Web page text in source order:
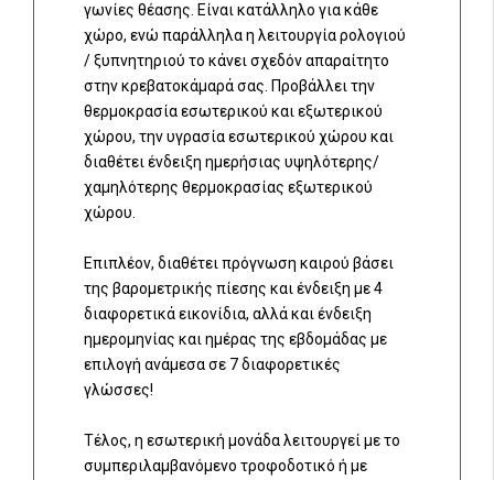
γωνίες θέασης. Είναι κατάλληλο για κάθε
χώρο, ενώ παράλληλα η λειτουργία ρολογιού
/ ξυπνητηριού το κάνει σχεδόν απαραίτητο
στην κρεβατοκάμαρά σας. Προβάλλει την
θερμοκρασία εσωτερικού και εξωτερικού
χώρου, την υγρασία εσωτερικού χώρου και
διαθέτει ένδειξη ημερήσιας υψηλότερης/
χαμηλότερης θερμοκρασίας εξωτερικού
χώρου.
Επιπλέον, διαθέτει πρόγνωση καιρού βάσει
της βαρομετρικής πίεσης και ένδειξη με 4
διαφορετικά εικονίδια, αλλά και ένδειξη
ημερομηνίας και ημέρας της εβδομάδας με
επιλογή ανάμεσα σε 7 διαφορετικές
γλώσσες!
Τέλος, η εσωτερική μονάδα λειτουργεί με το
συμπεριλαμβανόμενο τροφοδοτικό ή με